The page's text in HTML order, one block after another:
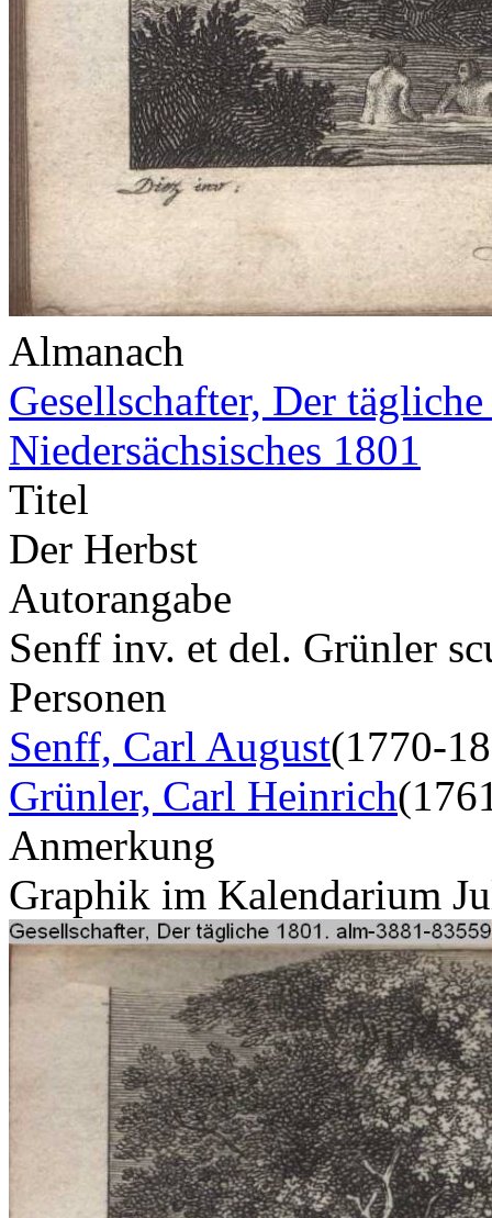
Almanach
Gesellschafter, Der
Niedersächsisches 1801
Titel
Der Herbst
Autorangabe
Senff inv. et del. Grünler
Personen
Senff, Carl August(1770-
Grünler, Carl Heinrich
Anmerkung
Graphik im Kalendarium